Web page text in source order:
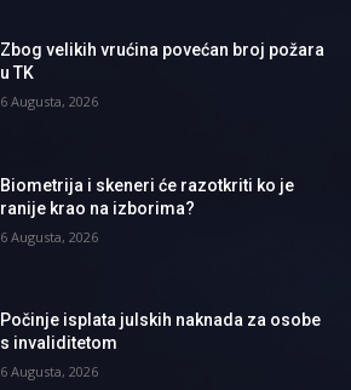
Zbog velikih vrućina povećan broj požara
u TK
6 Augusta, 2026
Biometrija i skeneri će razotkriti ko je
ranije krao na izborima?
6 Augusta, 2026
Počinje isplata julskih naknada za osobe
s invaliditetom
6 Augusta, 2026